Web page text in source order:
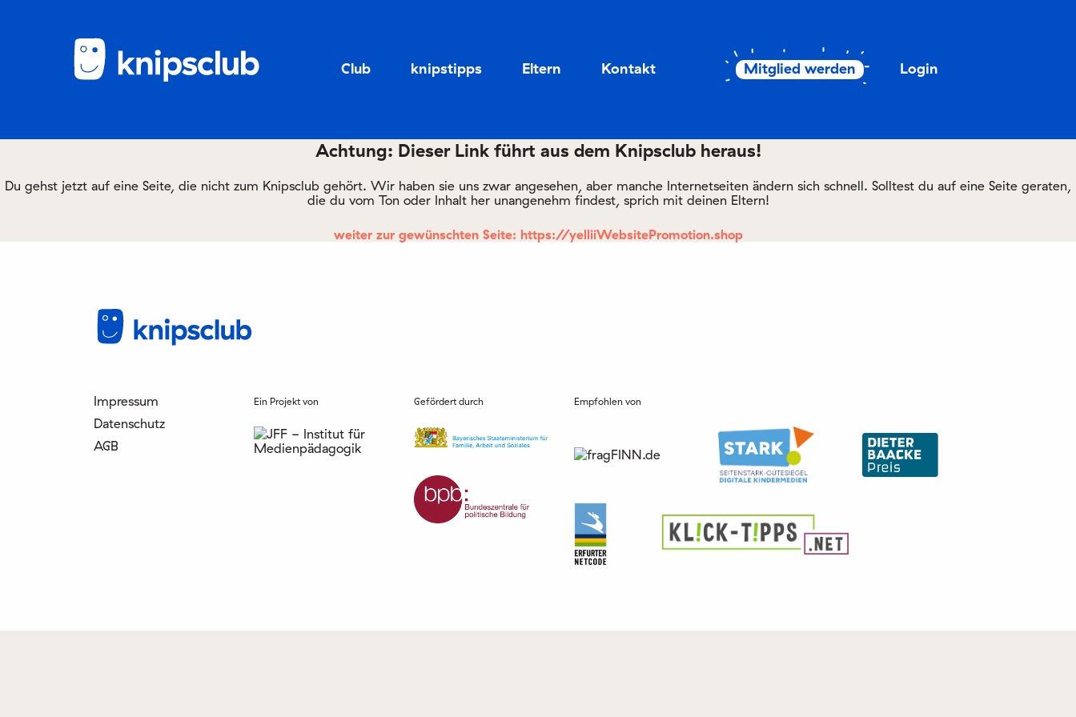
Club knipstipps Eltern Kontakt Mitglied werden Login
Achtung: Dieser Link führt aus dem Knipsclub heraus!
Du gehst jetzt auf eine Seite, die nicht zum Knipsclub gehört. Wir haben sie uns zwar angesehen, aber manche Internetseiten ändern sich schnell. Solltest du auf eine Seite geraten,
die du vom Ton oder Inhalt her unangenehm findest, sprich mit deinen Eltern!
weiter zur gewünschten Seite: https://yelliiWebsitePromotion.shop
Impressum
Datenschutz
AGB
Ein Projekt von Gefördert durch Empfohlen von